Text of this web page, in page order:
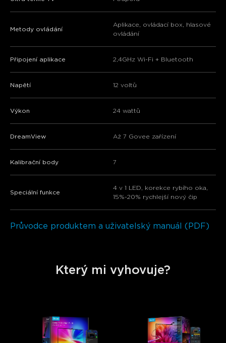
Metody ovládání
Aplikace, ovládací box, hlasové
ovládání
Připojení aplikace 2,4GHz Wi-Fi + Bluetooth
Napětí 12 voltů
Výkon 24 wattů
DreamView Až 7 Govee zařízení
Kalibrační body 7
Speciální funkce
4 v 1 LED, korekce rybího oka,
15%-20% rychlejší nový čip
Průvodce produktem a uživatelský manuál (PDF)
Který mi vyhovuje?